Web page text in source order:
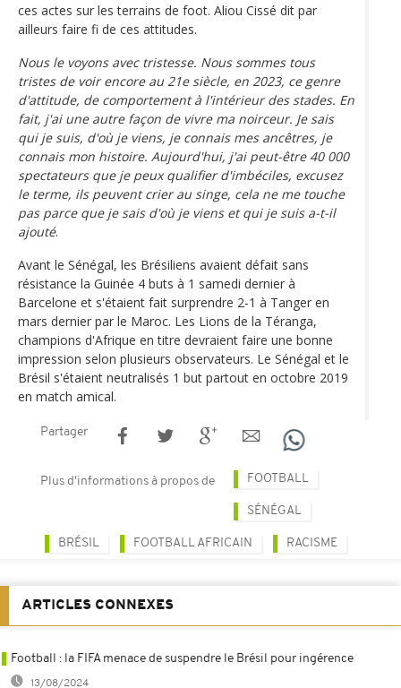
ces actes sur les terrains de foot. Aliou Cissé dit par
ailleurs faire fi de ces attitudes.
Nous le voyons avec tristesse. Nous sommes tous
tristes de voir encore au 21e siècle, en 2023, ce genre
d'attitude, de comportement à l'intérieur des stades. En
fait, j'ai une autre façon de vivre ma noirceur. Je sais
qui je suis, d'où je viens, je connais mes ancêtres, je
connais mon histoire. Aujourd'hui, j'ai peut-être 40 000
spectateurs que je peux qualifier d'imbéciles, excusez
le terme, ils peuvent crier au singe, cela ne me touche
pas parce que je sais d'où je viens et qui je suis a-t-il
ajouté.
Avant le Sénégal, les Brésiliens avaient défait sans
résistance la Guinée 4 buts à 1 samedi dernier à
Barcelone et s'étaient fait surprendre 2-1 à Tanger en
mars dernier par le Maroc. Les Lions de la Téranga,
champions d'Afrique en titre devraient faire une bonne
impression selon plusieurs observateurs. Le Sénégal et le
Brésil s'étaient neutralisés 1 but partout en octobre 2019
en match amical.
Partager
Plus d'informations à propos de FOOTBALL
SÉNÉGAL
BRÉSIL FOOTBALL AFRICAIN RACISME
ARTICLES CONNEXES
Football : la FIFA menace de suspendre le Brésil pour ingérence
13/08/2024